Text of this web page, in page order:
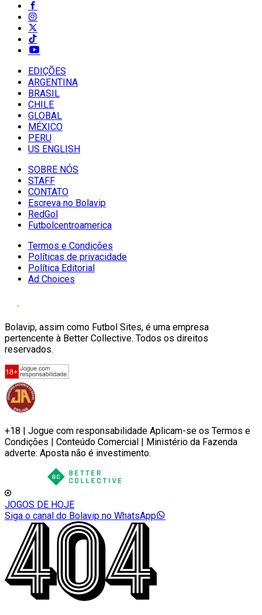
EDIÇÕES
ARGENTINA
BRASIL
CHILE
GLOBAL
MÉXICO
PERU
US ENGLISH
SOBRE NÓS
STAFF
CONTATO
Escreva no Bolavip
RedGol
Futbolcentroamerica
Termos e Condições
Políticas de privacidade
Política Editorial
Ad Choices
Bolavip, assim como Futbol Sites, é uma empresa
pertencente à Better Collective. Todos os direitos
reservados.
+18 | Jogue com responsabilidade Aplicam-se os Termos e
Condições | Conteúdo Comercial | Ministério da Fazenda
adverte: Aposta não é investimento.
JOGOS DE HOJE
Siga o canal do Bolavip no WhatsApp